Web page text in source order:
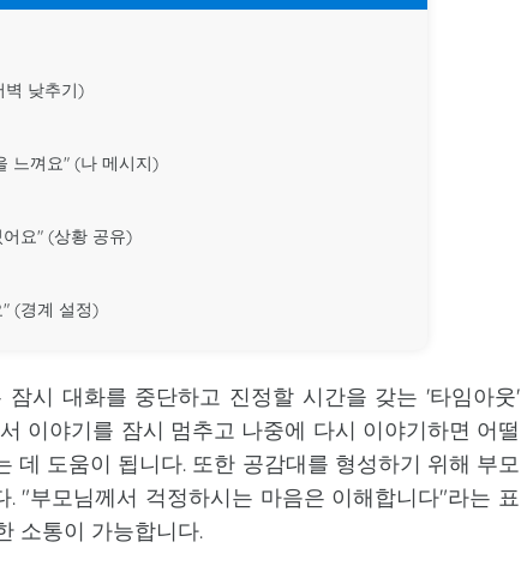
벽 낮추기)
느껴요" (나 메시지)
요" (상황 공유)
(경계 설정)
시 대화를 중단하고 진정할 시간을 갖는 '타임아웃'
이야기를 잠시 멈추고 나중에 다시 이야기하면 어떨
데 도움이 됩니다. 또한 공감대를 형성하기 위해 부모
"부모님께서 걱정하시는 마음은 이해합니다"라는 표
소통이 가능합니다.